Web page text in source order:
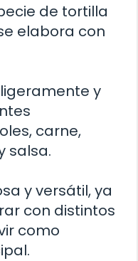
de tortilla
elabora con
y
carne,
salsa.
y versátil, ya
con distintos
como